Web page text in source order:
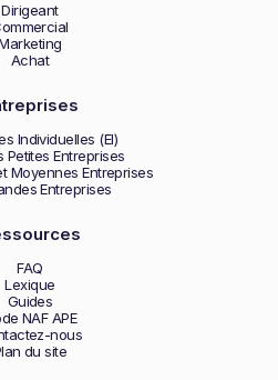
Dirigeant
Achat
Individuelles (EI)
Petites Entreprises
Moyennes Entreprises
Entreprises
FAQ
Lexique
Guides
NAF APE
nous
du site